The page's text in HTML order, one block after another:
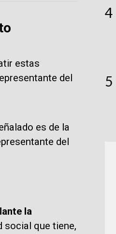
estas
del
es de la
del
la
social que tiene,
4
5